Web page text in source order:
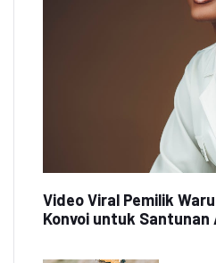
Video Viral Pemilik
Konvoi untuk Santunan